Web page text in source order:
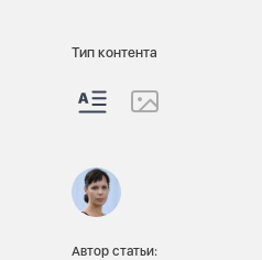
Тип контента
Автор статьи: